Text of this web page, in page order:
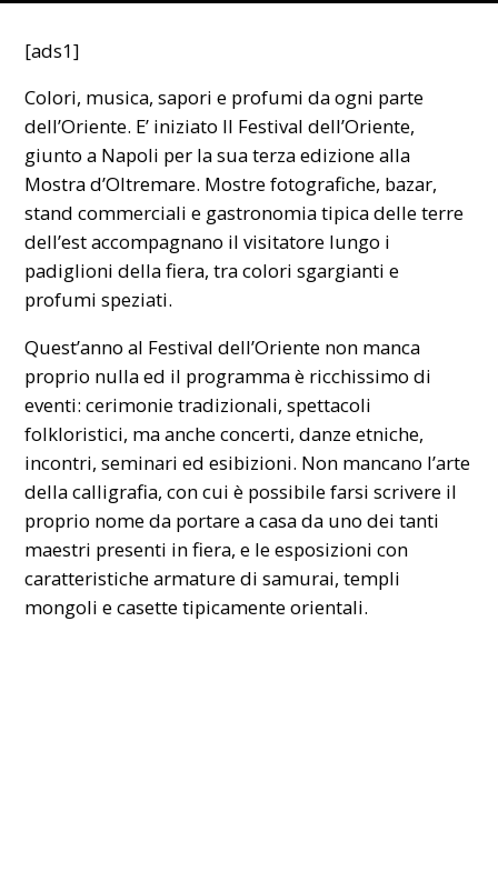
[ads1]
Colori, musica, sapori e profumi da ogni parte
dell’Oriente. E’ iniziato Il Festival dell’Oriente,
giunto a Napoli per la sua terza edizione alla
Mostra d’Oltremare. Mostre fotografiche, bazar,
stand commerciali e gastronomia tipica delle terre
dell’est accompagnano il visitatore lungo i
padiglioni della fiera, tra colori sgargianti e
profumi speziati.
Quest’anno al Festival dell’Oriente non manca
proprio nulla ed il programma è ricchissimo di
eventi: cerimonie tradizionali, spettacoli
folkloristici, ma anche concerti, danze etniche,
incontri, seminari ed esibizioni. Non mancano l’arte
della calligrafia, con cui è possibile farsi scrivere il
proprio nome da portare a casa da uno dei tanti
maestri presenti in fiera, e le esposizioni con
caratteristiche armature di samurai, templi
mongoli e casette tipicamente orientali.